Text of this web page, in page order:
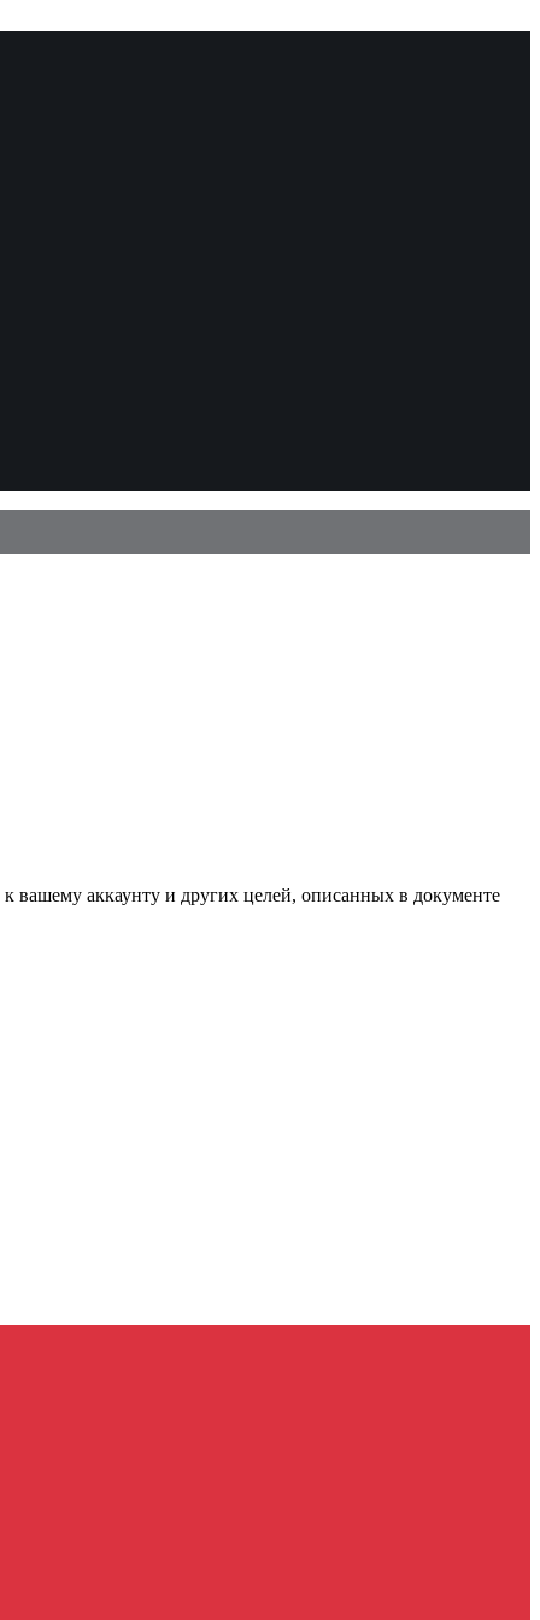
вашему аккаунту и других целей, описанных в документе